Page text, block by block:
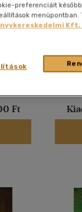
(9)
(2)
Ft
preferenciáit
menüpontban.